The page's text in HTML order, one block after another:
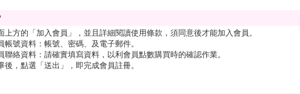
上方的「加入會員」，並且詳細閱讀使用條款，須同意後才能加入會員。
帳號資料：帳號、密碼、及電子郵件。
聯絡資料：請確實填寫資料，以利會員點數購買時的確認作業。
後，點選「送出」，即完成會員註冊。